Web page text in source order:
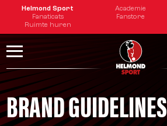
Helmond Sport Academie
Fanaticats
Fanstore
Ruimte huren
tester
BRAND GUIDELINES